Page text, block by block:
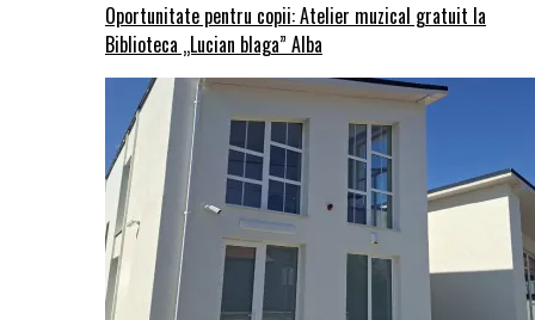
Oportunitate pentru copii: Atelier muzical gratuit la
Biblioteca „Lucian blaga” Alba